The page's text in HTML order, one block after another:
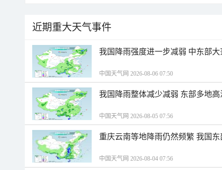
近期重大天气事件
我国降雨强度进一步减弱 中东部
中国天气网 2026-08-06 07:50
我国降雨整体减少减弱 东部多地
中国天气网 2026-08-05 07:56
重庆云南等地降雨仍然频繁 我国
中国天气网 2026-08-04 07:56